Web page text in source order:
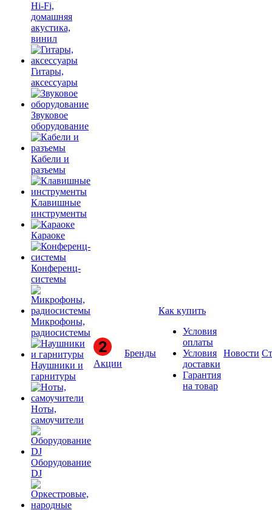
Hi-Fi,
домашняя
акустика,
винил
Гитары,
аксессуары
Звуковое
оборудование
Кабели и
разъемы
Клавишные
инструменты
Караоке
Конференц-
системы
Микрофоны,
радиосистемы
Наушники и
гарнитуры
Ноты,
самоучители
Оборудование
DJ
Акции
Бренды
Как купить
Условия
оплаты
Условия
доставки
Гарантия
на товар
Новости